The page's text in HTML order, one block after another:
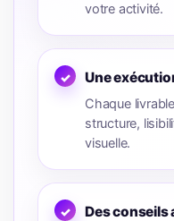
votre activité.
Une
Chaque
structure,
visuelle.
Des conseils